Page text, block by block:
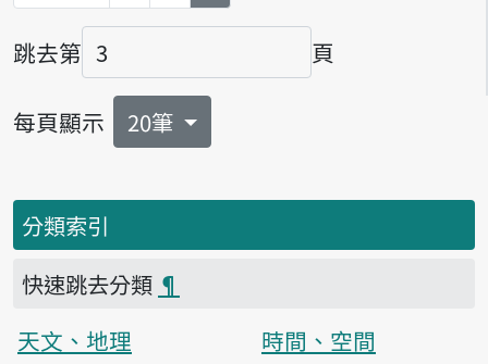
跳去第
頁碼
頁
每頁顯示 20筆
分類索引
快速跳去分類 ¶
天文、地理
時間、空間